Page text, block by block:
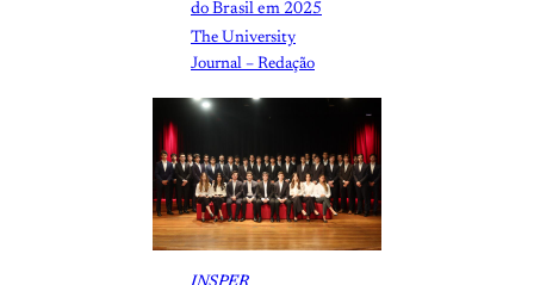
do Brasil em 2025
The University
Journal – Redação